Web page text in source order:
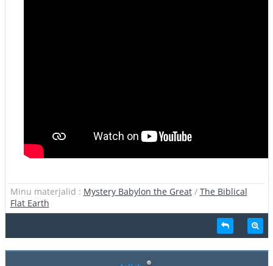
Minu materjalid : Mystery Babylon the Great/ The Biblical
Flat Earth